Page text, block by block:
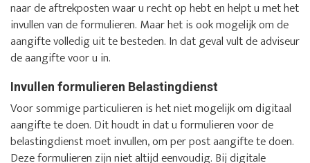
naar de aftrekposten waar u recht op hebt en helpt u met het
invullen van de formulieren. Maar het is ook mogelijk om de
aangifte volledig uit te besteden. In dat geval vult de adviseur
de aangifte voor u in.
Invullen formulieren Belastingdienst
Voor sommige particulieren is het niet mogelijk om digitaal
aangifte te doen. Dit houdt in dat u formulieren voor de
belastingdienst moet invullen, om per post aangifte te doen.
Deze formulieren zijn niet altijd eenvoudig. Bij digitale